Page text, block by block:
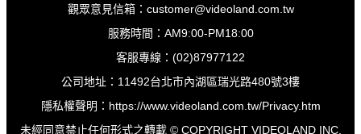
觀眾意見信箱：customer@videoland.com.tw
服務時間：AM9:00-PM18:00
客服專線：(02)87977122
公司地址：11492台北市內湖區瑞光路480號3樓
隱私權聲明： https://www.videoland.com.tw/Privacy.htm
未經同意禁止任何形式之轉載 © COPYRIGHT VIDEOLAND INC.